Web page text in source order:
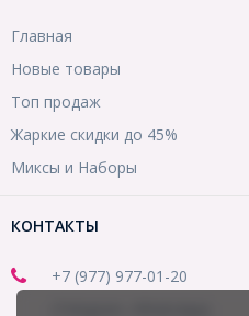
Главная
Новые товары
Топ продаж
Жаркие скидки до 45%
Миксы и Наборы
КОНТАКТЫ
+7 (977) 977-01-20